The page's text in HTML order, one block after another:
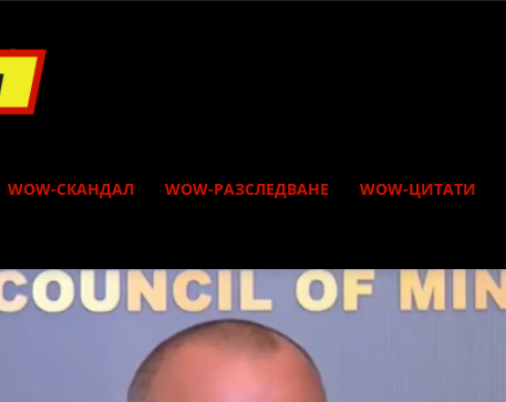
WOW-СКАНДАЛ WOW-РАЗСЛЕДВАНЕ WOW-ЦИТАТИ